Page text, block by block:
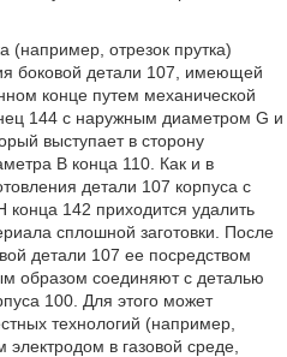
(например, отрезок прутка)
боковой детали 107, имеющей
конце путем механической
144 с наружным диаметром G и
выступает в сторону
В конца 110. Как и в
детали 107 корпуса с
142 приходится удалить
сплошной заготовки. После
детали 107 ее посредством
образом соединяют с деталью
100. Для этого может
технологий (например,
в газовой среде,